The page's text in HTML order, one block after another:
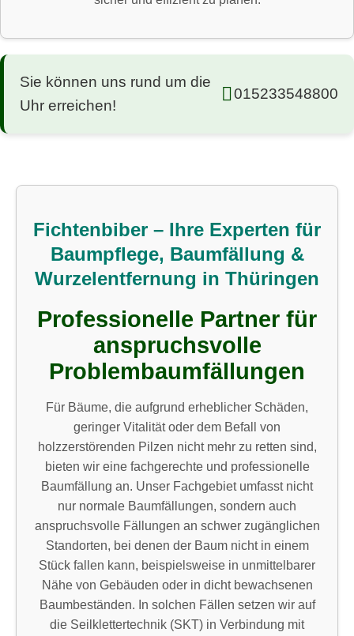
Sie können uns rund um die
Uhr erreichen!
015233548800
Fichtenbiber – Ihre Experten für
Baumpflege, Baumfällung &
Wurzelentfernung in Thüringen
Professionelle Partner für
anspruchsvolle
Problembaumfällungen
Für Bäume, die aufgrund erheblicher Schäden,
geringer Vitalität oder dem Befall von
holzzerstörenden Pilzen nicht mehr zu retten sind,
bieten wir eine fachgerechte und professionelle
Baumfällung an. Unser Fachgebiet umfasst nicht
nur normale Baumfällungen, sondern auch
anspruchsvolle Fällungen an schwer zugänglichen
Standorten, bei denen der Baum nicht in einem
Stück fallen kann, beispielsweise in unmittelbarer
Nähe von Gebäuden oder in dicht bewachsenen
Baumbeständen. In solchen Fällen setzen wir auf
die Seilklettertechnik (SKT) in Verbindung mit